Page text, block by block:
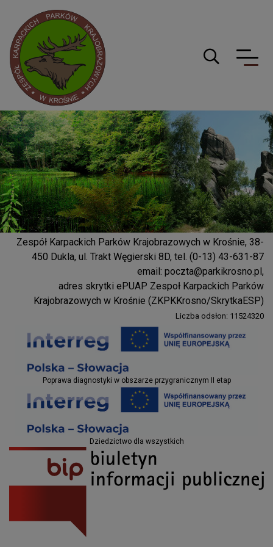
Projekty EU
Poprawa diagnostyki w obszarze przygranicznym II etap
Projekty EU
Dziedzictwo dla wszystkich
Zespół Karpackich Parków Krajobrazowych w Krośnie, 38-
450 Dukla, ul. Trakt Węgierski 8D, tel. (0-13) 43-631-87
email: poczta@parkikrosno.pl,
adres skrytki ePUAP Zespoł Karpackich Parków
Krajobrazowych w Krośnie (ZKPKKrosno/SkrytkaESP)
Liczba odsłon: 11524320
Parki Krosno
Logo serwisu